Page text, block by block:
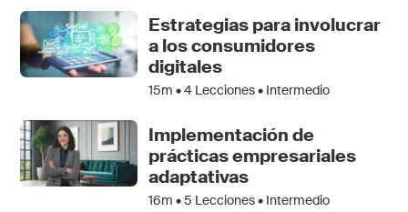
Estrategias para involucrar
a los consumidores
digitales
15m •4 Lecciones • Intermedio
Implementación de
prácticas empresariales
adaptativas
16m •5 Lecciones • Intermedio